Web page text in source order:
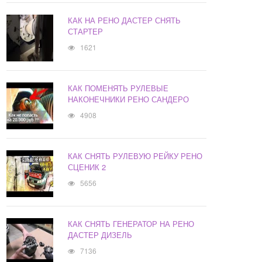
КАК НА РЕНО ДАСТЕР СНЯТЬ
СТАРТЕР
1621
КАК ПОМЕНЯТЬ РУЛЕВЫЕ
НАКОНЕЧНИКИ РЕНО САНДЕРО
4908
КАК СНЯТЬ РУЛЕВУЮ РЕЙКУ РЕНО
СЦЕНИК 2
5656
КАК СНЯТЬ ГЕНЕРАТОР НА РЕНО
ДАСТЕР ДИЗЕЛЬ
7136